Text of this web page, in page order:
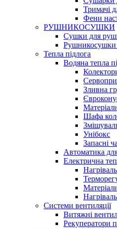
Тримачі
Фени
РУШНИКОСУШКИ
Сушки для
Рушникосушки
Тепла підлога
Водяна тепла
Зливна
Шафа
Унібокс
Запасні
Автоматика
Електрична
Системи вентиляції
Витяжні
Рекуператори